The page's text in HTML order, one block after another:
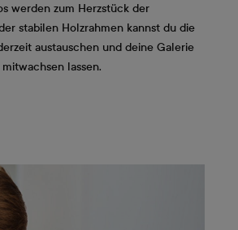
werden zum Herzstück der
stabilen Holzrahmen kannst du die
austauschen und deine Galerie
lassen.